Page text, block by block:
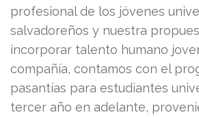
profesional de los jóvenes
salvadoreños y nuestra
incorporar talento humano
compañía, contamos con el
pasantías para estudiantes
tercer año en adelante,